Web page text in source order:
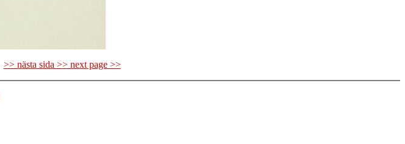
>> nästa sida >> next page >>